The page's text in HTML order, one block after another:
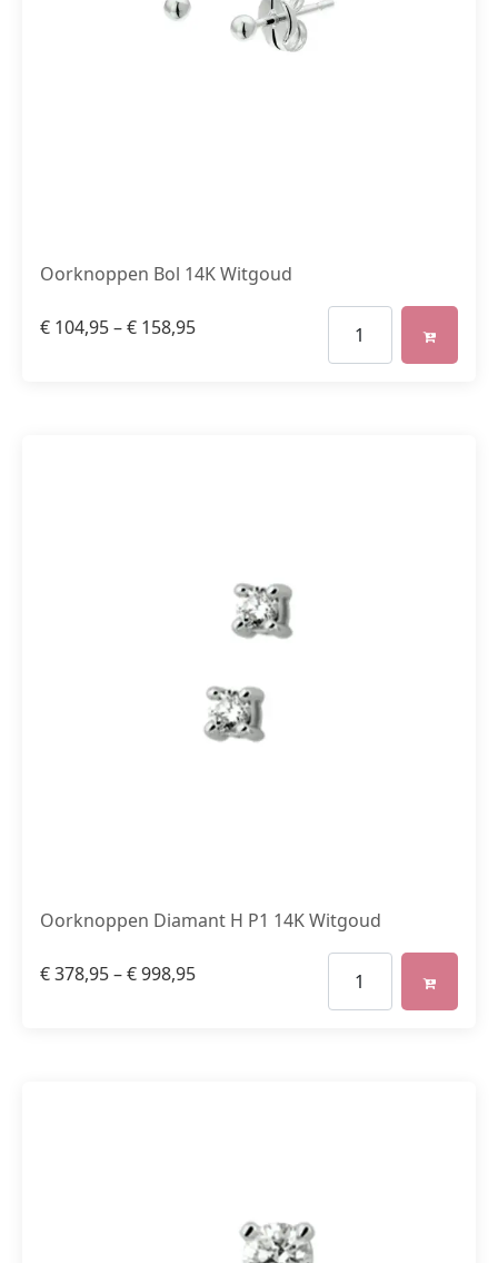
Oorknoppen Bol 14K Witgoud
€ 104,95–€ 158,95
Oorknoppen Diamant H P1 14K Witgoud
€378,95–€998,95